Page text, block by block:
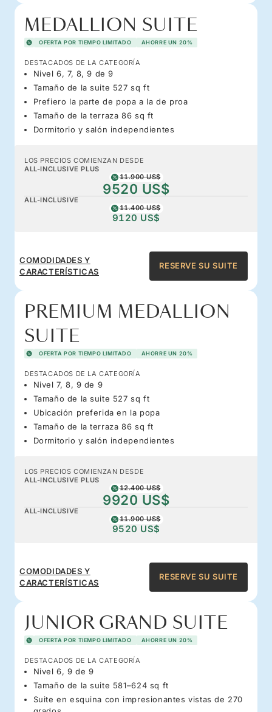
MEDALLION SUITE
OFERTA POR TIEMPO LIMITADO AHORRE UN 20%
DESTACADOS DE LA CATEGORÍA
Nivel 6, 7, 8, 9 de 9
Tamaño de la suite 527 sq ft
Prefiero la parte de popa a la de proa
Tamaño de la terraza 86 sq ft
Dormitorio y salón independientes
LOS PRECIOS COMIENZAN DESDE
ALL-INCLUSIVE PLUS
11.900 US$
9520 US$
ALL-INCLUSIVE
11.400 US$
9120 US$
COMODIDADES Y
CARACTERÍSTICAS
RESERVE SU SUITE
PREMIUM MEDALLION
SUITE
OFERTA POR TIEMPO LIMITADO AHORRE UN 20%
DESTACADOS DE LA CATEGORÍA
Nivel 7, 8, 9 de 9
Tamaño de la suite 527 sq ft
Ubicación preferida en la popa
Tamaño de la terraza 86 sq ft
Dormitorio y salón independientes
LOS PRECIOS COMIENZAN DESDE
ALL-INCLUSIVE PLUS
12.400 US$
9920 US$
ALL-INCLUSIVE
11.900 US$
9520 US$
COMODIDADES Y
CARACTERÍSTICAS
RESERVE SU SUITE
JUNIOR GRAND SUITE
OFERTA POR TIEMPO LIMITADO AHORRE UN 20%
DESTACADOS DE LA CATEGORÍA
Nivel 6, 9 de 9
Tamaño de la suite 581–624 sq ft
Suite en esquina con impresionantes vistas de 270